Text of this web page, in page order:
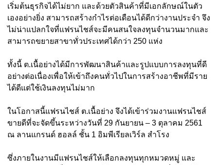
เริ่มต้นธุรกิจได้ไม่ยาก และด้วยตัวสินค้าที่มีเอกลักษณ์ในตัว
เองอย่างยิ่ง สามารถสร้างกำไรต่อเดือนได้ดีกว่างานประจำ จึง
ไม่น่าแปลกใจที่แฟรนไชส์จะมีคนสนใจลงทุนจำนวนมากและ
สามารถขยายสาขาทั่วประเทศได้กว่า 250 แห่ง
ทั้งนี้ ต.เนื้อย่างได้มีการพัฒนาสินค้าและรูปแบบการลงทุนที่ดี
อย่างต่อเนื่องเพื่อให้เข้าถึงคนทั่วไปในการสร้างอาชีพที่มีราย
ได้ดีแต่ใช้เงินลงทุนไม่มาก
ในโอกาสนี้แฟรนไชส์ ต.เนื้อย่าง จึงได้เข้าร่วมงานแฟรนไชส์
ขายดีที่จะจัดขึ้นระหว่างวันที่ 29 กันยายน – 3 ตุลาคม 2561
ณ ลานแกรนด์ ฮอลล์ ชั้น 1 อิมพีเรียลเวิร์ล สำโรง
ซึ่งภายในงานมีแฟรนไชส์ให้เลือกลงทุนทุกหมวดหมู่ และ